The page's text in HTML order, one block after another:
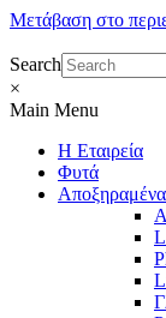
Μετάβαση στο
Search
×
Main Menu
Η Εταιρεία
Φυτά